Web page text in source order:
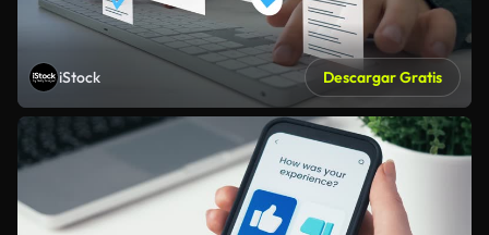
iStock Descargar Gratis